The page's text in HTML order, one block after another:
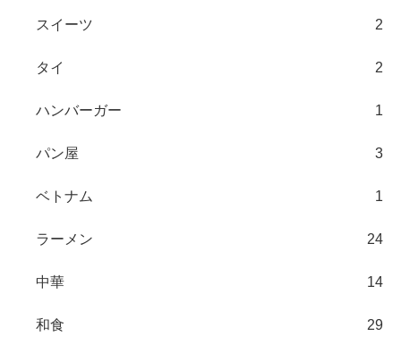
スイーツ 2
タイ 2
ハンバーガー 1
パン屋 3
ベトナム 1
ラーメン 24
中華 14
和食 29